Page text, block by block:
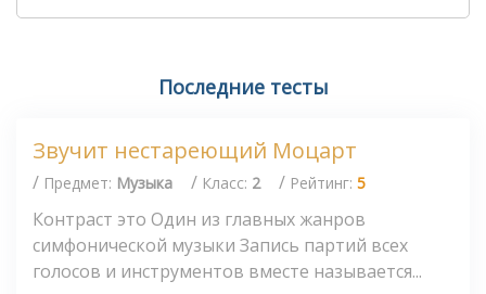
Последние тесты
Звучит нестареющий Моцарт
/ Предмет: Музыка / Класс: 2 / Рейтинг: 5
Контраст это Один из главных жанров
симфонической музыки Запись партий всех
голосов и инструментов вместе называется...